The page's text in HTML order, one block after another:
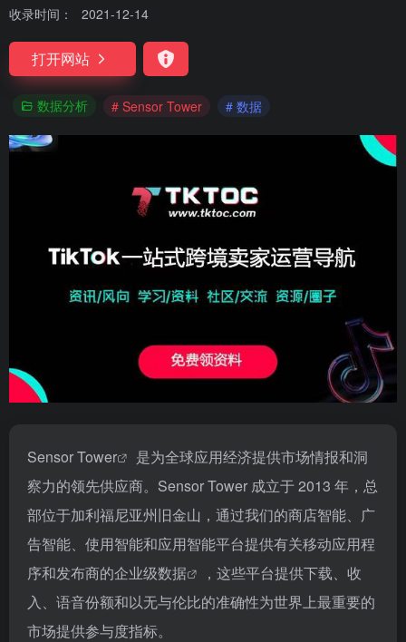
收录时间： 2021-12-14
打开网站
数据分析 # Sensor Tower # 数据
Sensor Tower
是为全球应用经济提供市场情报和洞
察力的领先供应商。Sensor Tower 成立于 2013 年，总
部位于加利福尼亚州旧金山，通过我们的商店智能、广
告智能、使用智能和应用智能平台提供有关移动应用程
序和发布商的企业级数据
，这些平台提供下载、收
入、语音份额和以无与伦比的准确性为世界上最重要的
市场提供参与度指标。